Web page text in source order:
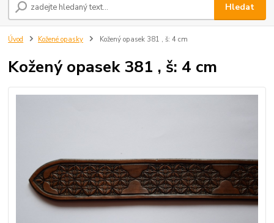
Hledat
Úvod Kožené opasky Kožený opasek 381 , š: 4 cm
Kožený opasek 381 , š: 4 cm